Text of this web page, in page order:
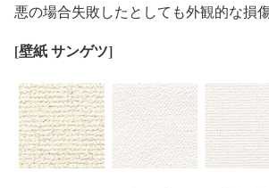
悪の場合失敗したとしても外観的な損
[壁紙 サンゲツ]